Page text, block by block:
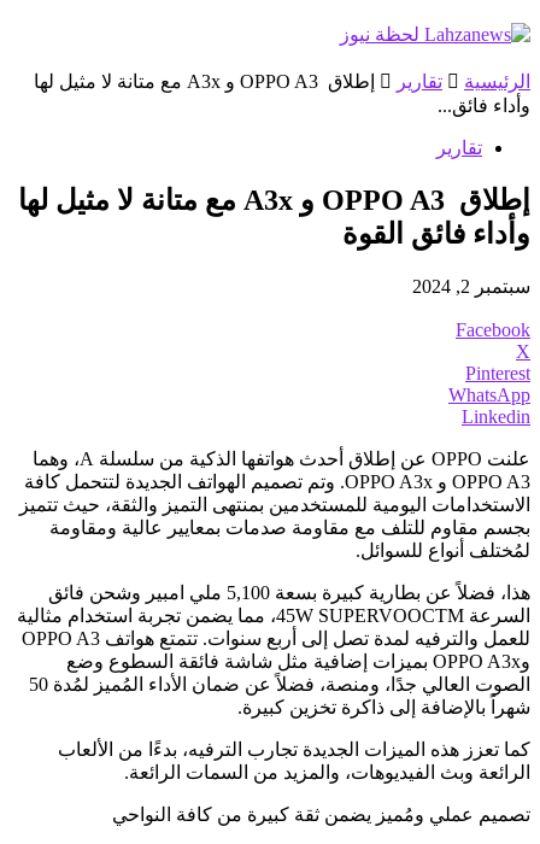
الرئيسية تقارير
إطلاق OPPO A3 و A3x مع متانة لا مثيل لها
وأداء فائق...
تقارير
إطلاق OPPO A3 و A3x مع متانة لا مثيل لها
وأداء فائق القوة
سبتمبر 2, 2024
Facebook
X
Pinterest
WhatsApp
Linkedin
علنت OPPO عن إطلاق أحدث هواتفها الذكية من سلسلة A، وهما
OPPO A3 و OPPO A3x. وتم تصميم الهواتف الجديدة لتتحمل كافة
الاستخدامات اليومية للمستخدمين بمنتهى التميز والثقة، حيث تتميز
بجسم مقاوم للتلف مع مقاومة صدمات بمعايير عالية ومقاومة
لمُختلف أنواع للسوائل.
هذا، فضلاً عن بطارية كبيرة بسعة 5,100 ملي امبير وشحن فائق
السرعة 45W SUPERVOOCTM، مما يضمن تجربة استخدام مثالية
للعمل والترفيه لمدة تصل إلى أربع سنوات. تتمتع هواتف OPPO A3
وOPPO A3x بميزات إضافية مثل شاشة فائقة السطوع وضع
الصوت العالي جدًا، ومنصة، فضلاً عن ضمان الأداء المُميز لمُدة 50
شهراً بالإضافة إلى ذاكرة تخزين كبيرة.
كما تعزز هذه الميزات الجديدة تجارب الترفيه، بدءًا من الألعاب
الرائعة وبث الفيديوهات، والمزيد من السمات الرائعة.
تصميم عملي ومُميز يضمن ثقة كبيرة من كافة النواحي